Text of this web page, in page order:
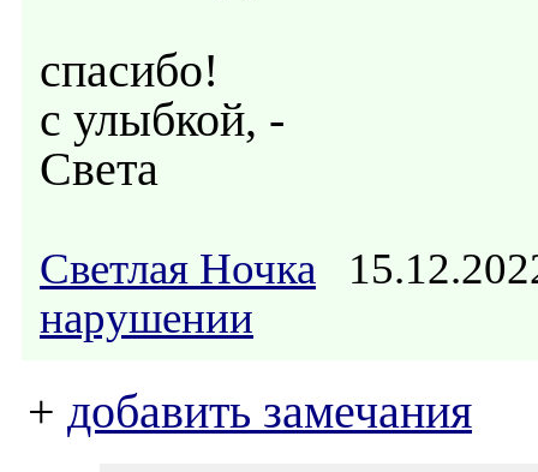
спасибо!
с улыбкой, -
Света
Светлая Ночка
нарушении
+ добавить замечания